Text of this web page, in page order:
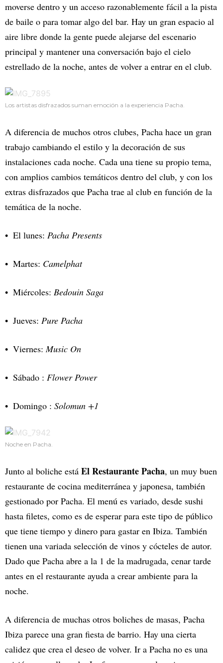
moverse dentro y un acceso razonablemente fácil a la pista
de baile o para tomar algo del bar. Hay un gran espacio al
aire libre donde la gente puede alejarse del escenario
principal y mantener una conversación bajo el cielo
estrellado de la noche, antes de volver a entrar en el club.
Los artistas disfrazados suman emoción a la experiencia Pacha.
A diferencia de muchos otros clubes, Pacha hace un gran
trabajo cambiando el estilo y la decoración de sus
instalaciones cada noche. Cada una tiene su propio tema,
con amplios cambios temáticos dentro del club, y con los
extras disfrazados que Pacha trae al club en función de la
temática de la noche.
El lunes: Pacha Presents
Martes: Camelphat
Miércoles: Bedouin Saga
Jueves: Pure Pacha
Viernes:Music On
Sábado : Flower Power
Domingo : Solomun +1
Noche en Pacha.
Junto al boliche está El Restaurante Pacha, un muy buen
restaurante de cocina mediterránea y japonesa, también
gestionado por Pacha. El menú es variado, desde sushi
hasta filetes, como es de esperar para este tipo de público
que tiene tiempo y dinero para gastar en Ibiza. También
tienen una variada selección de vinos y cócteles de autor.
Dado que Pacha abre a la 1 de la madrugada, cenar tarde
antes en el restaurante ayuda a crear ambiente para la
noche.
A diferencia de muchas otros boliches de masas, Pacha
Ibiza parece una gran fiesta de barrio. Hay una cierta
calidez que crea el deseo de volver. Ir a Pacha no es una